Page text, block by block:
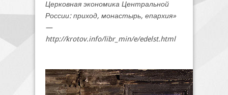
Церковная экономика Центральной
России: приход, монастырь, епархия»
—
http://krotov.info/libr_min/e/edelst.html